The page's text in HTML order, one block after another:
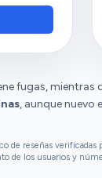
fugas, mientras
, aunque nuevo
de reseñas verificadas
de los usuarios y